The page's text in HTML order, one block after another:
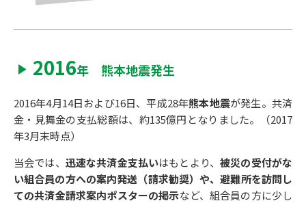
2016年 熊本地震発生
2016年4月14日および16日、平成28年熊本地震が発生。共済
金・見舞金の支払総額は、約135億円となりました。（2017
年3月末時点）
当会では、 迅速な共済金支払いはもとより、被災の受付がな
い組合員の方への案内発送（請求勧奨）や、避難所を訪問し
ての共済金請求案内ポスターの掲示など、組合員の方に少し